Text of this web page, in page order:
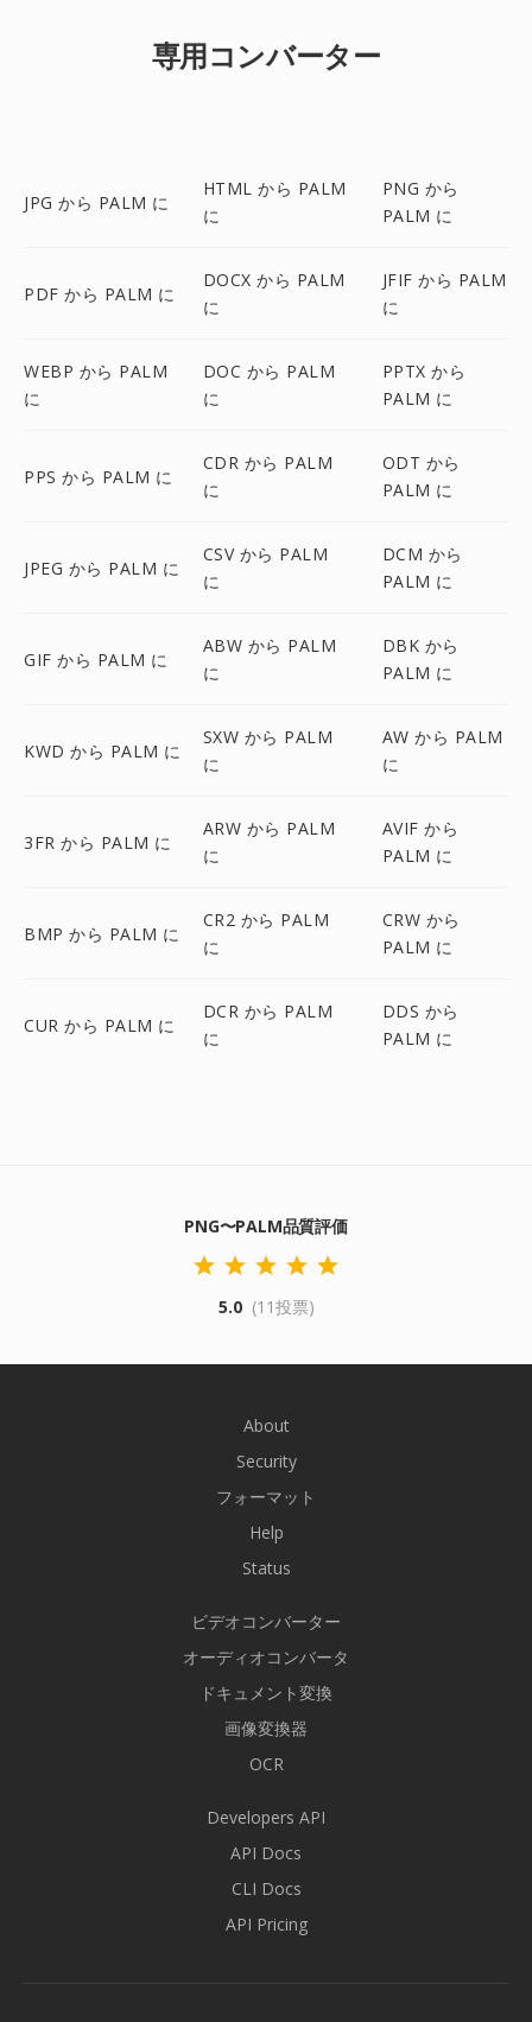
専用コンバーター
JPG から PALM に
HTML から PALM
に
PNG から
PALM に
PDF から PALM に
DOCX から PALM
に
JFIF から PALM
に
WEBP から PALM
に
DOC から PALM
に
PPTX から
PALM に
PPS から PALM に
CDR から PALM
に
ODT から
PALM に
JPEG から PALM に
CSV から PALM
に
DCM から
PALM に
GIF から PALM に
ABW から PALM
に
DBK から
PALM に
KWD から PALM に
SXW から PALM
に
AW から PALM
に
3FR から PALM に
ARW から PALM
に
AVIF から
PALM に
BMP から PALM に
CR2 から PALM
に
CRW から
PALM に
CUR から PALM に
DCR から PALM
に
DDS から
PALM に
PNG〜PALM品質評価
5.0 (11投票)
About
Security
フォーマット
Help
Status
ビデオコンバーター
オーディオコンバータ
ドキュメント変換
画像変換器
OCR
Developers API
API Docs
CLI Docs
API Pricing